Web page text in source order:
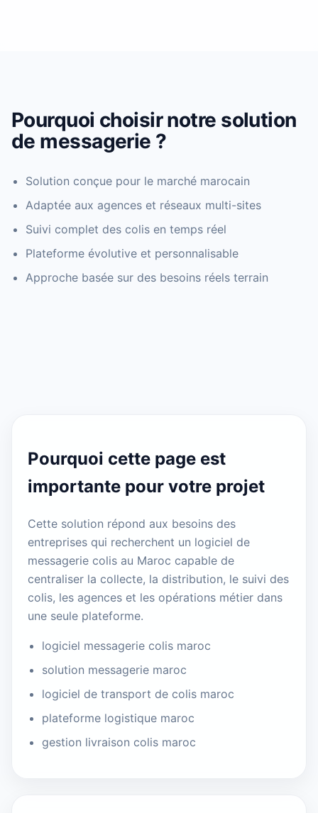
Pourquoi choisir notre solution
de messagerie ?
Solution conçue pour le marché marocain
Adaptée aux agences et réseaux multi-sites
Suivi complet des colis en temps réel
Plateforme évolutive et personnalisable
Approche basée sur des besoins réels terrain
Pourquoi cette page est
importante pour votre projet
Cette solution répond aux besoins des
entreprises qui recherchent un logiciel de
messagerie colis au Maroc capable de
centraliser la collecte, la distribution, le suivi des
colis, les agences et les opérations métier dans
une seule plateforme.
logiciel messagerie colis maroc
solution messagerie maroc
logiciel de transport de colis maroc
plateforme logistique maroc
gestion livraison colis maroc